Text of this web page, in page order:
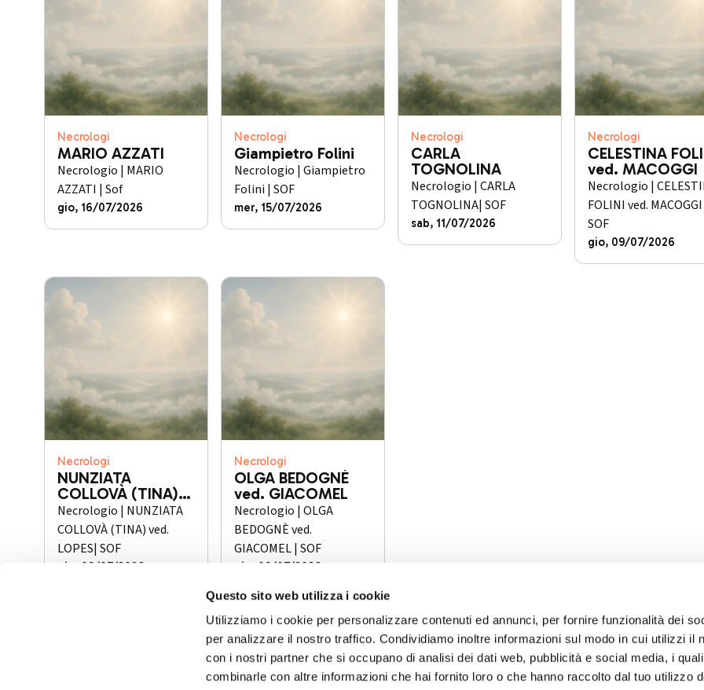
Questo sito web utilizza i cookie
Utilizziamo i cookie per personalizzare contenuti ed annunci, per fornire funzionalità dei
per analizzare il nostro traffico. Condividiamo inoltre informazioni sul modo in cui utilizzi il
con i nostri partner che si occupano di analisi dei dati web, pubblicità e social media, i
combinarle con altre informazioni che hai fornito loro o che hanno raccolto dal tuo utilizzo
Necrologi
MARIO AZZATI
Necrologio | MARIO
AZZATI | Sof
gio, 16/07/2026
Necrologi
Giampietro Folini
Necrologio | Giampietro
Folini | SOF
mer, 15/07/2026
Necrologi
CARLA
TOGNOLINA
Necrologio | CARLA
TOGNOLINA| SOF
sab, 11/07/2026
Necrologi
CELESTINA
ved. MACOGGI
Necrologio |
FOLINI ved.
SOF
gio, 09/07/2026
Necrologi
NUNZIATA
COLLOVÀ (TINA)
ved. LOPES
Necrologio | NUNZIATA
COLLOVÀ (TINA) ved.
LOPES| SOF
gio, 09/07/2026
Necrologi
OLGA BEDOGNÈ
ved. GIACOMEL
Necrologio | OLGA
BEDOGNÈ ved.
GIACOMEL | SOF
gio, 09/07/2026